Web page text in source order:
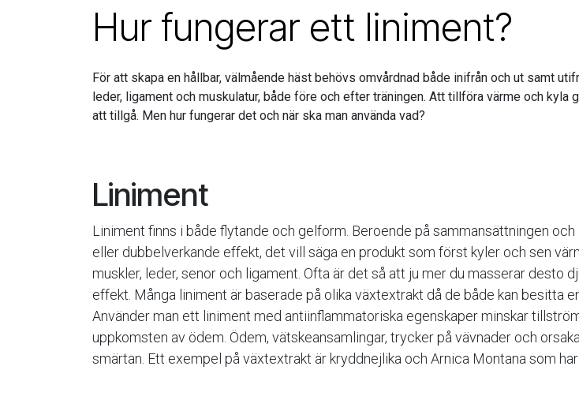
Hur fungerar ett liniment?
För att skapa en hållbar, välmående häst behövs omvårdnad både inifrån och ut samt
leder, ligament och muskulatur, både före och efter träningen. Att tillföra värme och
att tillgå. Men hur fungerar det och när ska man använda vad?
Liniment
Liniment finns i både flytande och gelform. Beroende på sammansättningen
eller dubbelverkande effekt, det vill säga en produkt som först kyler och sen
muskler, leder, senor och ligament. Ofta är det så att ju mer du masserar desto
effekt. Många liniment är baserade på olika växtextrakt då de både kan besitta
Använder man ett liniment med antiinflammatoriska egenskaper minskar
uppkomsten av ödem. Ödem, vätskeansamlingar, trycker på vävnader och
smärtan. Ett exempel på växtextrakt är kryddnejlika och Arnica Montana som